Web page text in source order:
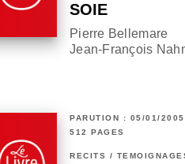
SOIE
Pierre Bellemare
Jean-François
PARUTION : 05/01/2005
512 PAGES
RÉCITS /